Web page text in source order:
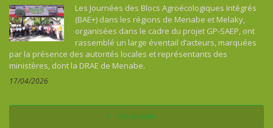
Les Journées des Blocs Agroécologiques Intégrés
(BAE+) dans les régions de Menabe et Melaky,
organisées dans le cadre du projet GP-SAEP, ont
rassemblé un large éventail d’acteurs, marquées
par la présence des autorités locales et représentants des
ministères, dont la DRAE de Menabe.
17/04/2026
See all news